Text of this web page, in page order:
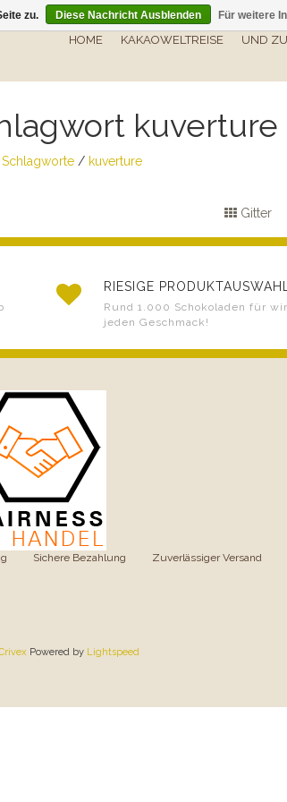
HOME KAKAOWELTREISE UND
kuverture
Schlagworte/ kuverture
Gitter
RIESIGE PRODUKTAUSWAHL
Rund 1.000 Schokoladen für
jeden Geschmack!
Sichere Bezahlung Zuverlässiger Versand
Powered by Lightspeed
zu. Diese Nachricht Ausblenden Für weitere